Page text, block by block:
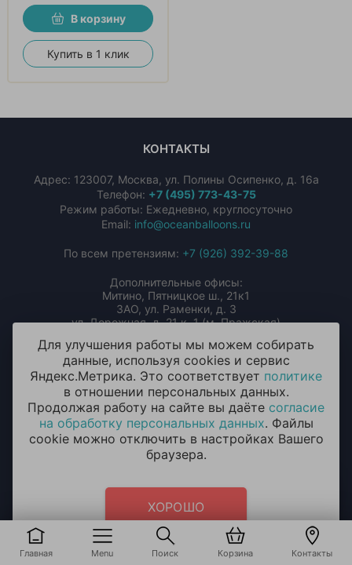
Главная Menu Поиск Корзина Контакты
В корзину
Купить в 1 клик
КОНТАКТЫ
Адрес: 123007, Москва, ул. Полины Осипенко, д. 16а
Телефон: +7 (495) 773-43-75
Режим работы: Ежедневно, круглосуточно
Email: info@oceanballoons.ru
По всем претензиям: +7 (926) 392-39-88
Дополнительные офисы:
Митино, Пятницкое ш., 21к1
ЗАО, ул. Раменки, д. 3
ул. Дорожная, д. 21 к. 1 (м. Пражская)
Чат-бот в Телеграм Чат-бот в MAX
Мы в соцсетях:
Для улучшения работы мы можем собирать
данные, используя cookies и сервис
Яндекс.Метрика. Это соответствует политике
в отношении персональных данных.
Продолжая работу на сайте вы даёте согласие
на обработку персональных данных. Файлы
cookie можно отключить в настройках Вашего
браузера.
ХОРОШО